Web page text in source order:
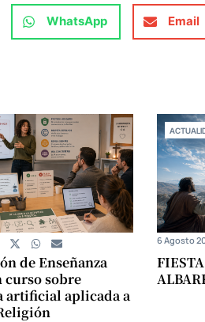
WhatsApp Email
de Enseñanza
curso sobre
artificial aplicada a
6 Agosto